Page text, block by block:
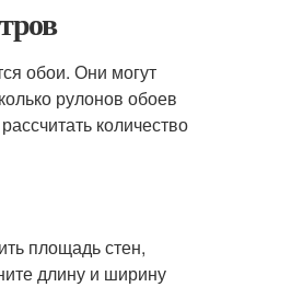
обои. Они могут
рулонов обоев
количество
площадь стен,
длину и ширину